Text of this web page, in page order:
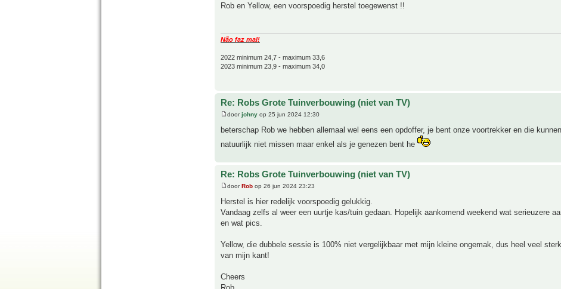
Rob en Yellow, een voorspoedig herstel toegewenst !!
Não faz mal!
2022 minimum 24,7 - maximum 33,6
2023 minimum 23,9 - maximum 34,0
Re: Robs Grote Tuinverbouwing (niet van TV)
doorjohny op 25 jun 2024 12:30
beterschap Rob we hebben allemaal wel eens een opdoffer, je bent onze voortrekker en die
natuurlijk niet missen maar enkel als je genezen bent he
Re: Robs Grote Tuinverbouwing (niet van TV)
doorRob op 26 jun 2024 23:23
Herstel is hier redelijk voorspoedig gelukkig.
Vandaag zelfs al weer een uurtje kas/tuin gedaan. Hopelijk aankomend weekend wat serieuzere
en wat pics.
Yellow, die dubbele sessie is 100% niet vergelijkbaar met mijn kleine ongemak, dus heel veel
van mijn kant!
Cheers